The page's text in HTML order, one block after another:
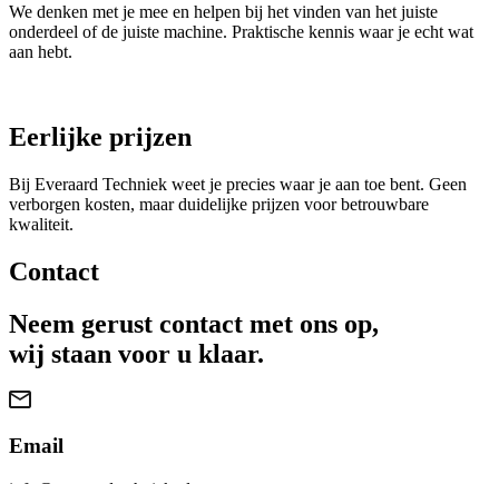
We denken met je mee en helpen bij het vinden van het juiste
onderdeel of de juiste machine. Praktische kennis waar je echt wat
aan hebt.
Eerlijke prijzen
Bij Everaard Techniek weet je precies waar je aan toe bent. Geen
verborgen kosten, maar duidelijke prijzen voor betrouwbare
kwaliteit.
Contact
Neem gerust contact met ons op,
wij staan voor u klaar.
Email